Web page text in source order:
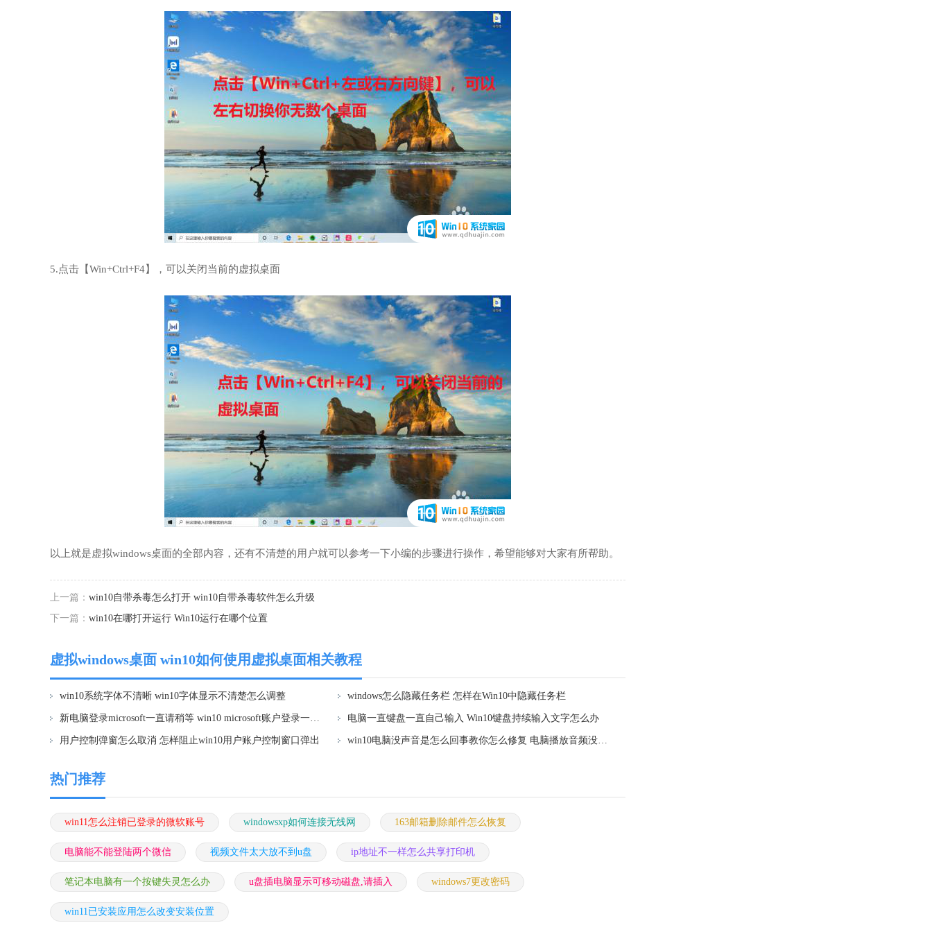
5.点击【Win+Ctrl+F4】，可以关闭当前的虚拟桌面
以上就是虚拟windows桌面的全部内容，还有不清楚的用户就可以参考一下小编的步骤进行操作，希望能够对大家有所帮助。
上一篇： win10自带杀毒怎么打开 win10自带杀毒软件怎么升级
下一篇： win10在哪打开运行 Win10运行在哪个位置
虚拟windows桌面 win10如何使用虚拟桌面相关教程
win10系统字体不清晰 win10字体显示不清楚怎么调整 windows怎么隐藏任务栏 怎样在Win10中隐藏任务栏
新电脑登录microsoft一直请稍等 win10 microsoft账户登录一直请稍等怎么解决 电脑一直键盘一直自己输入 Win10键盘持续输入文字怎么办
用户控制弹窗怎么取消 怎样阻止win10用户账户控制窗口弹出 win10电脑没声音是怎么回事教你怎么修复 电脑播放音频没有声音怎么回事
热门推荐
win11怎么注销已登录的微软账号 windowsxp如何连接无线网 163邮箱删除邮件怎么恢复
电脑能不能登陆两个微信 视频文件太大放不到u盘 ip地址不一样怎么共享打印机
笔记本电脑有一个按键失灵怎么办 u盘插电脑显示可移动磁盘,请插入 windows7更改密码
win11已安装应用怎么改变安装位置